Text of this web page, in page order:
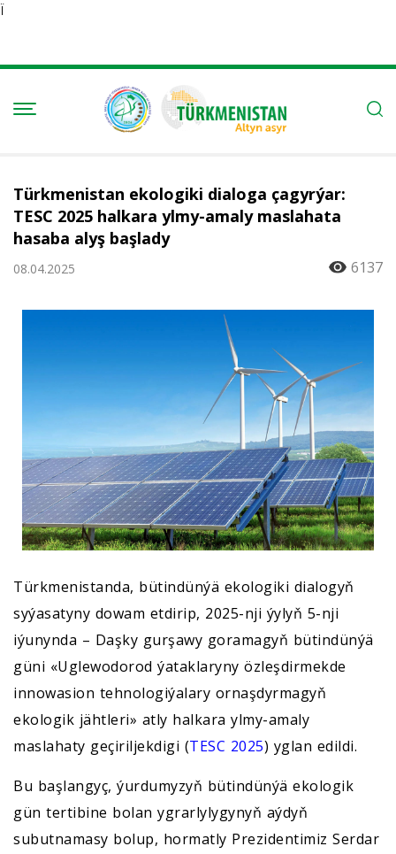
Ï
Türkmenistan ekologiki dialoga çagyrýar:
TESC 2025 halkara ylmy-amaly maslahata
hasaba alyş başlady
08.04.2025 6137
Türkmenistanda, bütindünýä ekologiki dialogyň
syýasatyny dowam etdirip, 2025-nji ýylyň 5-nji
iýunynda – Daşky gurşawy goramagyň bütindünýä
güni «Uglewodorod ýataklaryny özleşdirmekde
innowasion tehnologiýalary ornaşdyrmagyň
ekologik jähtleri» atly halkara ylmy-amaly
maslahaty geçiriljekdigi (TESC 2025) yglan edildi.
Bu başlangyç, ýurdumyzyň bütindünýä ekologik
gün tertibine bolan ygrarlylygynyň aýdyň
subutnamasy bolup, hormatly Prezidentimiz Serdar